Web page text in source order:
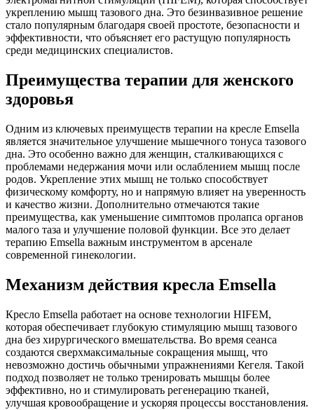
укреплению мышц тазового дна. Это безинвазивное решение
стало популярным благодаря своей простоте, безопасности и
эффективности, что объясняет его растущую популярность
среди медицинских специалистов.
Преимущества терапии для женского
здоровья
Одним из ключевых преимуществ терапии на кресле Emsella
является значительное улучшение мышечного тонуса тазового
дна. Это особенно важно для женщин, сталкивающихся с
проблемами недержания мочи или ослаблением мышц после
родов. Укрепление этих мышц не только способствует
физическому комфорту, но и напрямую влияет на уверенность
и качество жизни. Дополнительно отмечаются такие
преимущества, как уменьшение симптомов пролапса органов
малого таза и улучшение половой функции. Все это делает
терапию Emsella важным инструментом в арсенале
современной гинекологии.
Механизм действия кресла Emsella
Кресло Emsella работает на основе технологии HIFEM,
которая обеспечивает глубокую стимуляцию мышц тазового
дна без хирургического вмешательства. Во время сеанса
создаются сверхмаксимальные сокращения мышц, что
невозможно достичь обычными упражнениями Кегеля. Такой
подход позволяет не только тренировать мышцы более
эффективно, но и стимулировать регенерацию тканей,
улучшая кровообращение и ускоряя процессы восстановления.